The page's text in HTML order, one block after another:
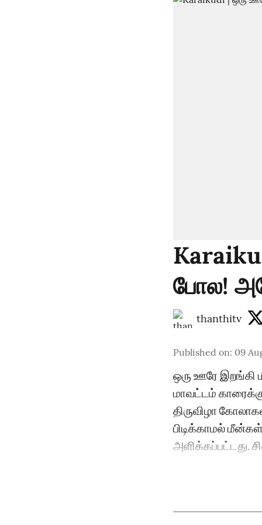
போல!
thanthitv
Published on: 09
ஒரு ஊரே இறங்கி
மாவட்டம்
திருவிழா
பிடிக்காமல்
அளிக்கப்பட்டது.